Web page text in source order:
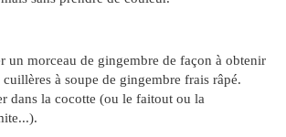
un morceau de gingembre de façon à obtenir
cuillères à soupe de gingembre frais râpé.
dans la cocotte (ou le faitout ou la